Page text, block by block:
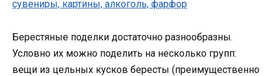
Берестяные поделки достаточно разнообразны.
Условно их можно поделить на несколько групп:
вещи из цельных кусков бересты (преимущественно